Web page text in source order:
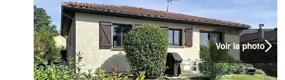
Voir la photo